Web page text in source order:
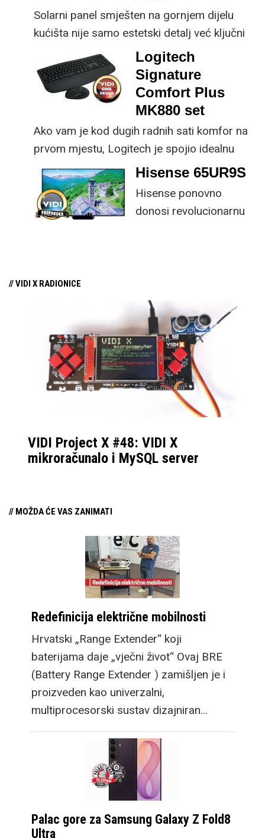
Solarni panel smješten na gornjem dijelu
kućišta nije samo estetski detalj već ključni
dio koncepta ovog proizvoda, jer koristi
energiju prirodnog ili umjetnog svjetla za
rad.
Logitech
Signature
Comfort Plus
MK880 set
Ako vam je kod dugih radnih sati komfor na
prvom mjestu, Logitech je spojio idealnu
kombinaciju tipkovnice i miša s naprednim
funkcijama.
Hisense 65UR9S
Hisense ponovno
donosi revolucionarnu
// VIDI X RADIONICE
VIDI Project X #48: VIDI X
mikroračunalo i MySQL server
// MOŽDA ĆE VAS ZANIMATI
Redefinicija električne mobilnosti
Hrvatski „Range Extender“ koji
baterijama daje „vječni život“ Ovaj BRE
(Battery Range Extender ) zamišljen je i
proizveden kao univerzalni,
multiprocesorski sustav dizajniran…
Palac gore za Samsung Galaxy Z Fold8
Ultra